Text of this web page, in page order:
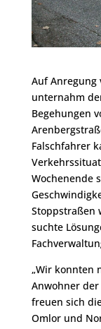
Auf Anregung
unternahm
Begehungen
Falschfahrer
Wochenende
Stoppstraßen
suchte
„Wir konnten
Anwohner der
freuen sich
Omlor und